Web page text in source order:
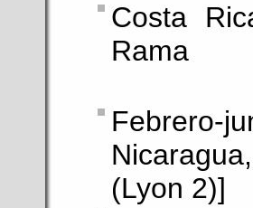
Costa
Rama
(Lyon 2)]